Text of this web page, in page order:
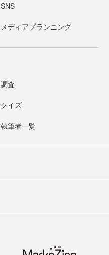
SNS
メディアプランニング
調査
クイズ
執筆者一覧